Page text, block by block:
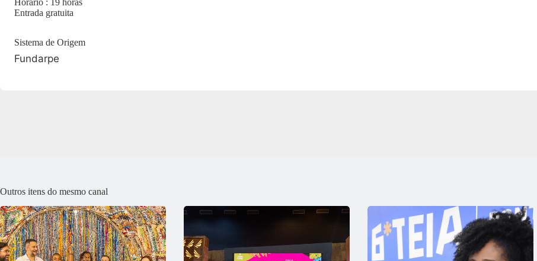
Horário : 19 horas
Entrada gratuita
Sistema de Origem
Fundarpe
Outros itens do mesmo canal